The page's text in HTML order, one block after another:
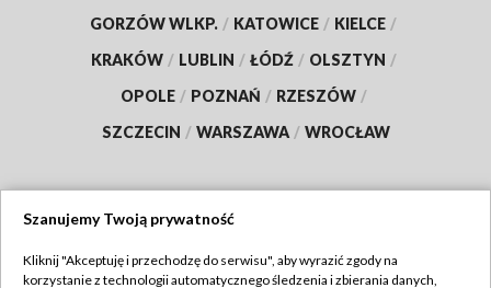
GORZÓW WLKP. / KATOWICE / KIELCE /
KRAKÓW / LUBLIN / ŁÓDŹ / OLSZTYN /
OPOLE / POZNAŃ / RZESZÓW /
SZCZECIN / WARSZAWA / WROCŁAW
Szanujemy Twoją prywatność
Kliknij "Akceptuję i przechodzę do serwisu", aby wyrazić zgody na
korzystanie z technologii automatycznego śledzenia i zbierania danych,